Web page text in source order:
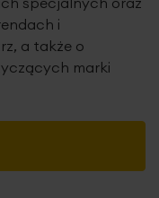
i
a także o
marki